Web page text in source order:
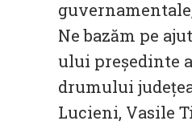
Ne bazăm pe
ului președinte
drumului
Lucieni, Vasile